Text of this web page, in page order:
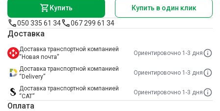
Купить
Купить в один клик
050 335 61 34
067 299 61 34
Доставка
Доставка транспортной компанией
“Новая почта”
Ориентировочно 1-3 дня
Доставка транспортной компанией
“Delivery”
Ориентировочно 1-3 дня
Доставка транспортной компанией
“САТ”
Ориентировочно 1-3 дня
Оплата